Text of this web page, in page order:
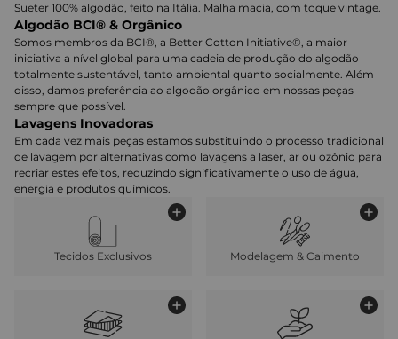
Sueter 100% algodão, feito na Itália. Malha macia, com toque vintage.
Algodão BCI® & Orgânico
Somos membros da BCI®, a Better Cotton Initiative®, a maior
iniciativa a nível global para uma cadeia de produção do algodão
totalmente sustentável, tanto ambiental quanto socialmente. Além
disso, damos preferência ao algodão orgânico em nossas peças
sempre que possível.
Lavagens Inovadoras
Em cada vez mais peças estamos substituindo o processo tradicional
de lavagem por alternativas como lavagens a laser, ar ou ozônio para
recriar estes efeitos, reduzindo significativamente o uso de água,
energia e produtos químicos.
Tecidos Exclusivos Modelagem & Caimento